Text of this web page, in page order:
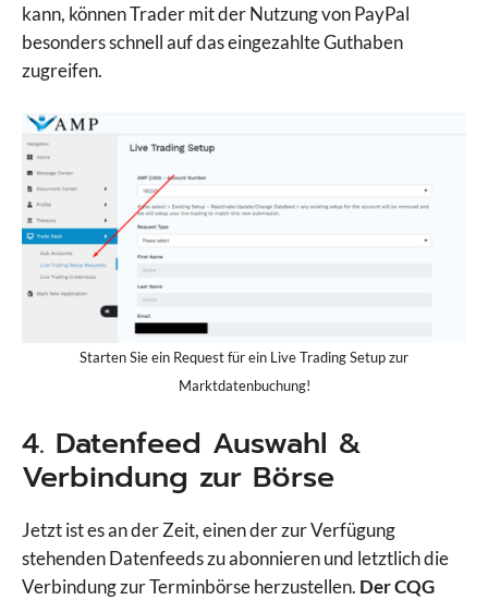
kann, können Trader mit der Nutzung von PayPal
besonders schnell auf das eingezahlte Guthaben
zugreifen.
Starten Sie ein Request für ein Live Trading Setup zur
Marktdatenbuchung!
4. Datenfeed Auswahl &
Verbindung zur Börse
Jetzt ist es an der Zeit, einen der zur Verfügung
stehenden Datenfeeds zu abonnieren und letztlich die
Verbindung zur Terminbörse herzustellen. Der CQG